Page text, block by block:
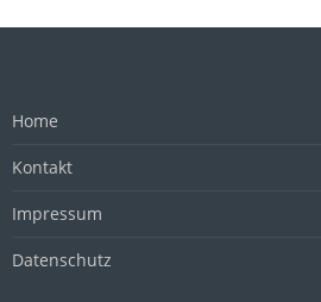
Home
Kontakt
Impressum
Datenschutz